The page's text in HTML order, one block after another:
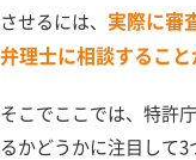
させるには、 実際に審
弁理士に相談するこ
そこでここでは、特許
るかどうかに注目して3